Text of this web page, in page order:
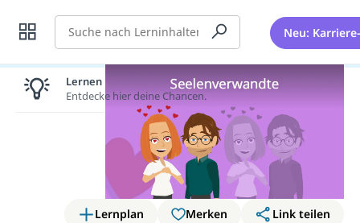
Suche Neu:
Lernplan Merken
Link teilen
Lernen lohnt sich!
Entdecke hier deine Chancen.